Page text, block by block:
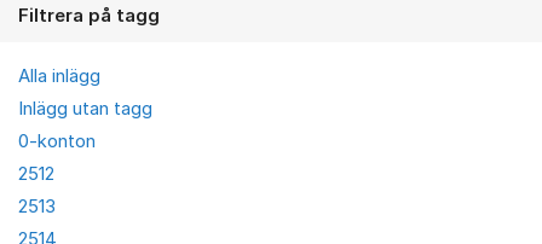
Filtrera på tagg
Alla inlägg
Inlägg utan tagg
0-konton
2512
2513
2514